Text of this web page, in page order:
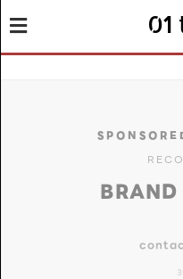
01
BRAND